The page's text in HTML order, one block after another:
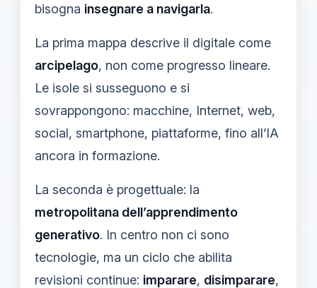
bisogna insegnare a navigarla.
La prima mappa descrive il digitale come
arcipelago, non come progresso lineare.
Le isole si susseguono e si
sovrappongono: macchine, Internet, web,
social, smartphone, piattaforme, fino all’IA
ancora in formazione.
La seconda è progettuale: la
metropolitana dell’apprendimento
generativo. In centro non ci sono
tecnologie, ma un ciclo che abilita
revisioni continue: imparare, disimparare,